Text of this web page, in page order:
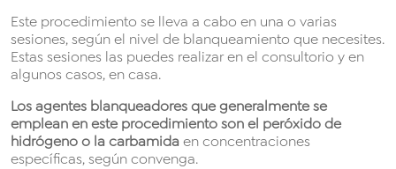
Este procedimiento se lleva a cabo en una o varias
sesiones, según el nivel de blanqueamiento que necesites.
Estas sesiones las puedes realizar en el consultorio y en
algunos casos, en casa.
Los agentes blanqueadores que generalmente se
emplean en este procedimiento son el peróxido de
hidrógeno o la carbamidaen concentraciones
específicas, según convenga.